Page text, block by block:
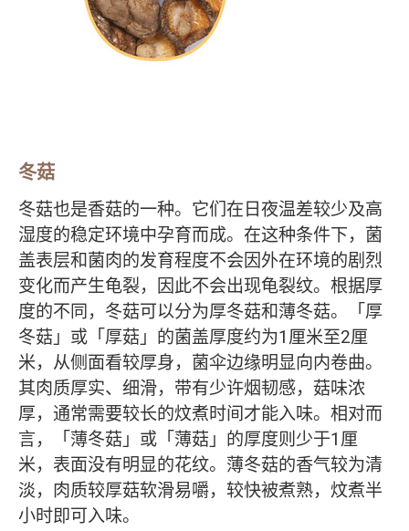
冬菇
冬菇也是香菇的一种。它们在日夜温差较少及高
湿度的稳定环境中孕育而成。在这种条件下，菌
盖表层和菌肉的发育程度不会因外在环境的剧烈
变化而产生龟裂，因此不会出现龟裂纹。根据厚
度的不同，冬菇可以分为厚冬菇和薄冬菇。「厚
冬菇」或「厚菇」的菌盖厚度约为1厘米至2厘
米，从侧面看较厚身，菌伞边缘明显向内卷曲。
其肉质厚实、细滑，带有少许烟韧感，菇味浓
厚，通常需要较长的炆煮时间才能入味。相对而
言，「薄冬菇」或「薄菇」的厚度则少于1厘
米，表面没有明显的花纹。薄冬菇的香气较为清
淡，肉质较厚菇软滑易嚼，较快被煮熟，炆煮半
小时即可入味。